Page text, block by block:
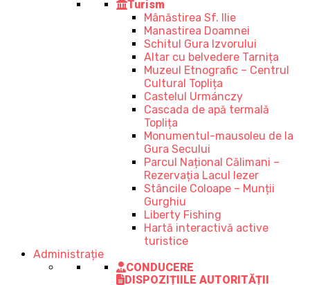
Turism
Mânăstirea Sf. Ilie
Manastirea Doamnei
Schitul Gura Izvorului
Altar cu belvedere Tarnița
Muzeul Etnografic – Centrul
Cultural Toplița
Castelul Urmánczy
Cascada de apă termală
Toplița
Monumentul-mausoleu de la
Gura Secului
Parcul Național Călimani –
Rezervația Lacul Iezer
Stâncile Coloape – Munții
Gurghiu
Liberty Fishing
Hartă interactivă active
turistice
Administrație
CONDUCERE
DISPOZIȚIILE AUTORITĂȚII